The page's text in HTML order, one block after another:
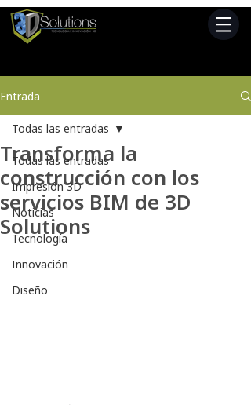
Entrada
Todas las entradas
Impresión 3D
Noticias
Tecnología
Innovación
Diseño
Todas las entradas
Transforma la
construcción con los
servicios BIM de 3D
Solutions